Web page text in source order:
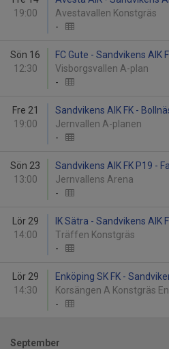
19:00
Avestavallen Konstgräs
-
Sön 16
12:30
FC Gute - Sandvikens AIK
Visborgsvallen A-plan
-
Fre 21
19:00
Sandvikens AIK FK -
Jernvallen A-planen
-
Sön 23
13:00
Sandvikens AIK FK P19 -
Jernvallens Arena
-
Lör 29
14:00
IK Sätra - Sandvikens AIK
Träffen Konstgräs
-
Lör 29
14:30
Enköping SK FK -
Korsängen A Konstgräs
-
September